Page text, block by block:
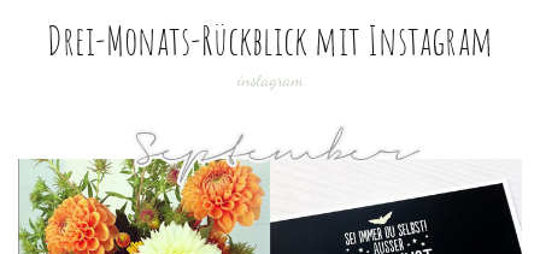
Drei-Monats-Rückblick mit Instagram
instagram